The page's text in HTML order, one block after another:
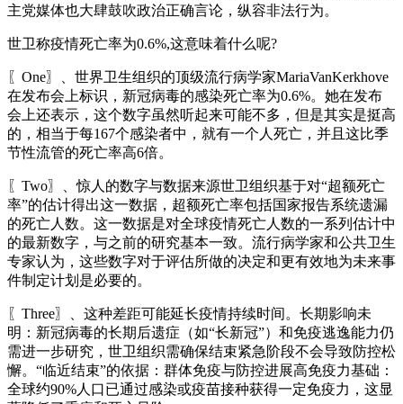
主党媒体也大肆鼓吹政治正确言论，纵容非法行为。
世卫称疫情死亡率为0.6%,这意味着什么呢?
〖One〗、世界卫生组织的顶级流行病学家MariaVanKerkhove
在发布会上标识，新冠病毒的感染死亡率为0.6%。她在发布
会上还表示，这个数字虽然听起来可能不多，但是其实是挺高
的，相当于每167个感染者中，就有一个人死亡，并且这比季
节性流管的死亡率高6倍。
〖Two〗、惊人的数字与数据来源世卫组织基于对“超额死亡
率”的估计得出这一数据，超额死亡率包括国家报告系统遗漏
的死亡人数。这一数据是对全球疫情死亡人数的一系列估计中
的最新数字，与之前的研究基本一致。流行病学家和公共卫生
专家认为，这些数字对于评估所做的决定和更有效地为未来事
件制定计划是必要的。
〖Three〗、这种差距可能延长疫情持续时间。长期影响未
明：新冠病毒的长期后遗症（如“长新冠”）和免疫逃逸能力仍
需进一步研究，世卫组织需确保结束紧急阶段不会导致防控松
懈。“临近结束”的依据：群体免疫与防控进展高免疫力基础：
全球约90%人口已通过感染或疫苗接种获得一定免疫力，这显